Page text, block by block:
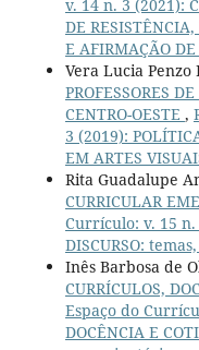
v. 14 n. 3 (2021):
DE
E AFIRMAÇÃO
Vera Lucia Penzo
PROFESSORES
CENTRO-OESTE ,
3 (2019):
EM ARTES
Rita Guadalupe
CURRICULAR
Currículo: v. 15 n.
DISCURSO:
Inês Barbosa de
CURRÍCULOS,
Espaço do
DOCÊNCIA E